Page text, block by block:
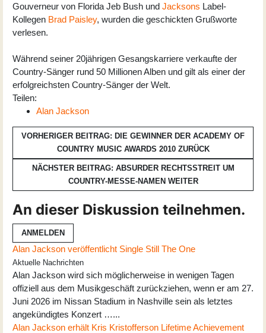
Gouverneur von Florida Jeb Bush und Jacksons Label-
Kollegen Brad Paisley, wurden die geschickten Grußworte
verlesen.
Während seiner 20jährigen Gesangskarriere verkaufte der
Country-Sänger rund 50 Millionen Alben und gilt als einer der
erfolgreichsten Country-Sänger der Welt.
Teilen:
Alan Jackson
VORHERIGER BEITRAG: DIE GEWINNER DER ACADEMY OF
COUNTRY MUSIC AWARDS 2010 ZURÜCK
NÄCHSTER BEITRAG: ABSURDER RECHTSSTREIT UM
COUNTRY-MESSE-NAMEN WEITER
An dieser Diskussion teilnehmen.
ANMELDEN
Alan Jackson veröffentlicht Single Still The One
Aktuelle Nachrichten
Alan Jackson wird sich möglicherweise in wenigen Tagen
offiziell aus dem Musikgeschäft zurückziehen, wenn er am 27.
Juni 2026 im Nissan Stadium in Nashville sein als letztes
angekündigtes Konzert …...
Alan Jackson erhält Kris Kristofferson Lifetime Achievement